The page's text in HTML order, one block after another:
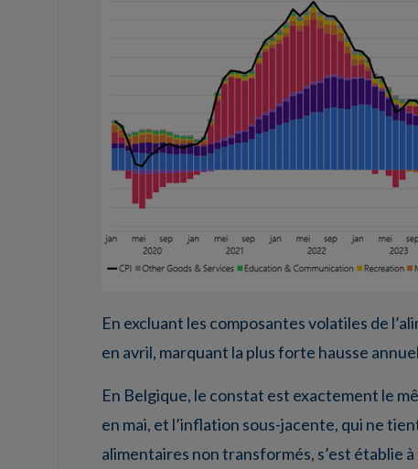
En excluant les composantes volatiles de
en avril, marquant la plus forte hausse
En Belgique, le constat est exactement le
en mai, et l’inflation sous-jacente, qui ne
alimentaires non transformés, s’est établie